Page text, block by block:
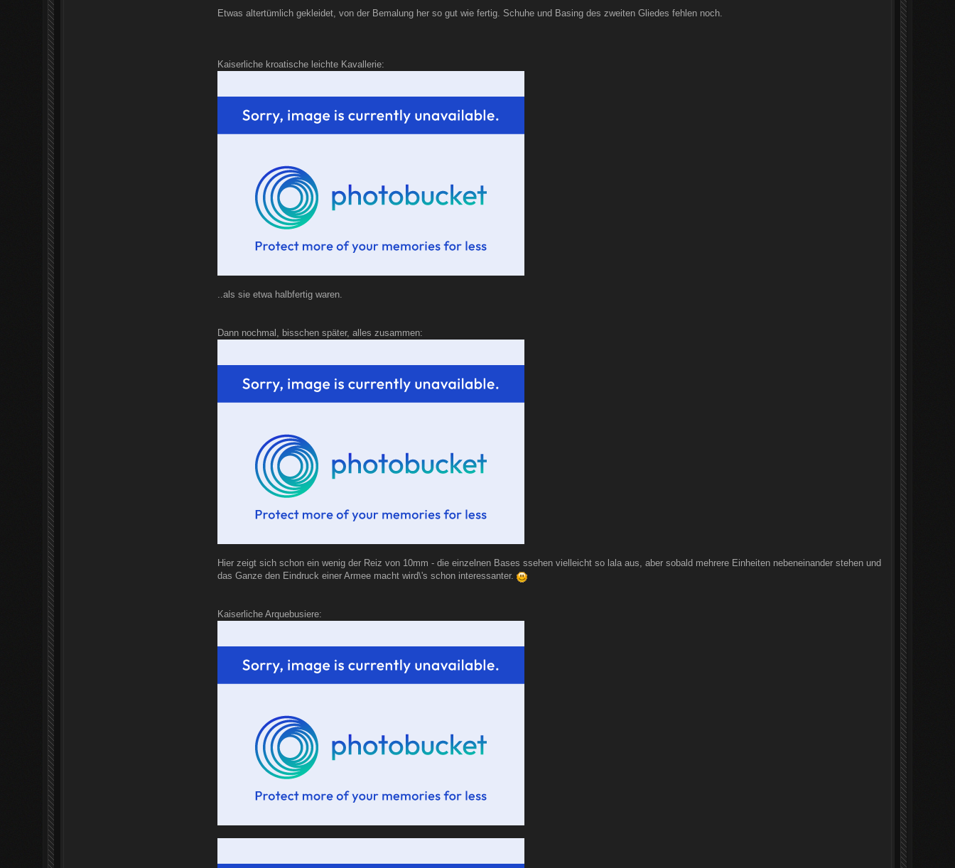
Etwas altertümlich gekleidet, von der Bemalung her so gut wie fertig. Schuhe und Basing des zweiten Gliedes fehlen noch.
Kaiserliche kroatische leichte Kavallerie:
..als sie etwa halbfertig waren.
Dann nochmal, bisschen später, alles zusammen:
Hier zeigt sich schon ein wenig der Reiz von 10mm - die einzelnen Bases ssehen vielleicht so lala aus, aber sobald mehrere Einheiten nebeneinander stehen und
das Ganze den Eindruck einer Armee macht wird\'s schon interessanter.
Kaiserliche Arquebusiere: